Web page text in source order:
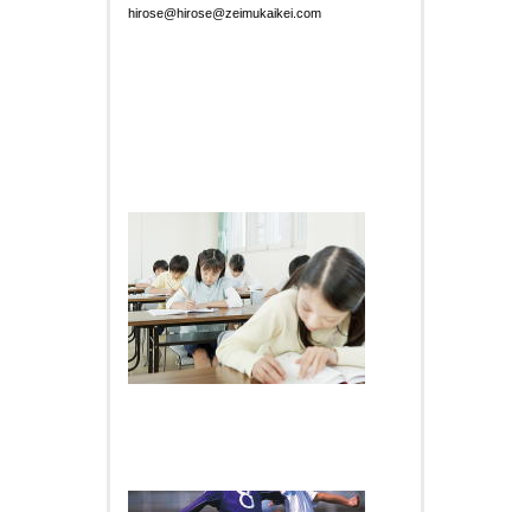
hirose@hirose@zeimukaikei.com